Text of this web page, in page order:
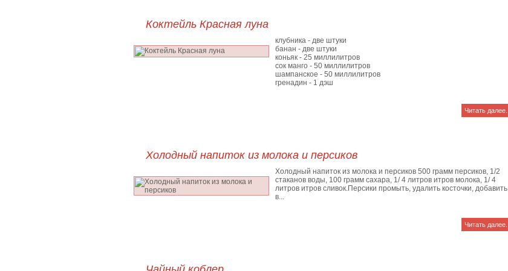
Коктейль Красная луна
клубника - две штуки
банан - две штуки
коньяк - 25 миллилитров
сок манго - 50 миллилитров
шампанское - 50 миллилитров
гренадин - 1 дэш
Читать далее...
Холодный напиток из молока и персиков
Холодный напиток из молока и персиков 500 грамм персиков, 1/2
стаканов воды, 100 грамм сахара, 1/ 4 литров итров молока, 1/ 4
литров итров сливок.Персики промыть, удалить косточки, добавить
в...
Читать далее...